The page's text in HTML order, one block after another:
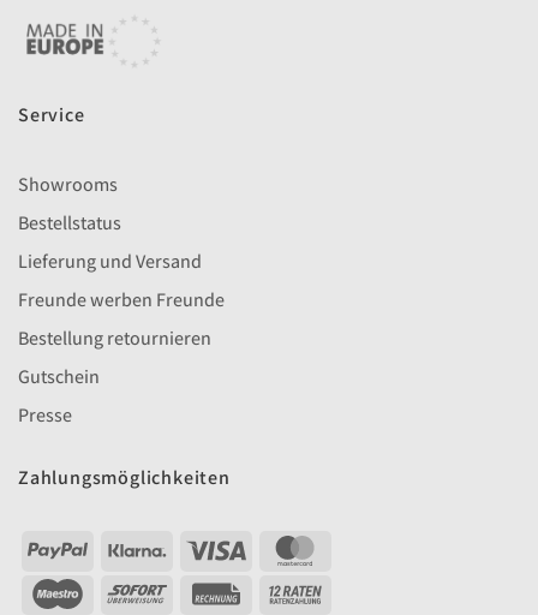
Service
Showrooms
Bestellstatus
Lieferung und Versand
Freunde werben Freunde
Bestellung retournieren
Gutschein
Presse
Zahlungsmöglichkeiten
PayPal Klarna Visa
Maestro Sofort Rechung